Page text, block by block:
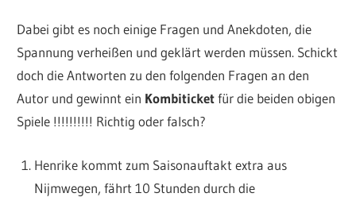
Dabei gibt es noch einige Fragen und Anekdoten, die
Spannung verheißen und geklärt werden müssen. Schickt
doch die Antworten zu den folgenden Fragen an den
Autor und gewinnt ein Kombiticketfür die beiden obigen
Spiele !!!!!!!!!! Richtig oder falsch?
Henrike kommt zum Saisonauftakt extra aus
Nijmwegen, fährt 10 Stunden durch die